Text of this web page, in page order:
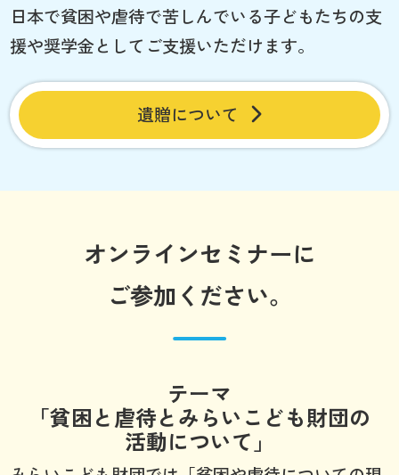
日本で貧困や虐待で苦しんでいる子どもたちの支
援や奨学金としてご支援いただけます。
遺贈について
オンラインセミナーに
ご参加ください。
テーマ
「貧困と虐待とみらいこども財団の
活動について」